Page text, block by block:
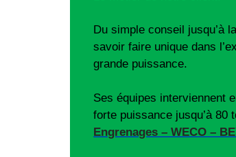
Du simple conseil jusqu’à
savoir faire unique dans
grande puissance.
Ses équipes interviennent
forte puissance jusqu’à 80
Engrenages – WECO –